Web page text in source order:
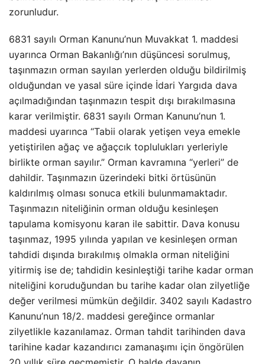
zorunludur.
6831 sayılı Orman Kanunu’nun Muvakkat 1. maddesi
uyarınca Orman Bakanlığı’nın düşüncesi sorulmuş,
taşınmazın orman sayılan yerlerden olduğu bildirilmiş
olduğundan ve yasal süre içinde İdari Yargıda dava
açılmadığından taşınmazın tespit dışı bırakılmasına
karar verilmiştir. 6831 sayılı Orman Kanunu’nun 1.
maddesi uyarınca “Tabii olarak yetişen veya emekle
yetiştirilen ağaç ve ağaçcık toplulukları yerleriyle
birlikte orman sayılır.” Orman kavramına “yerleri” de
dahildir. Taşınmazın üzerindeki bitki örtüsünün
kaldırılmış olması sonuca etkili bulunmamaktadır.
Taşınmazın niteliğinin orman olduğu kesinleşen
tapulama komisyonu karan ile sabittir. Dava konusu
taşınmaz, 1995 yılında yapılan ve kesinleşen orman
tahdidi dışında bırakılmış olmakla orman niteliğini
yitirmiş ise de; tahdidin kesinleştiği tarihe kadar orman
niteliğini koruduğundan bu tarihe kadar olan zilyetliğe
değer verilmesi mümkün değildir. 3402 sayılı Kadastro
Kanunu’nun 18/2. maddesi gereğince ormanlar
zilyetlikle kazanılamaz. Orman tahdit tarihinden dava
tarihine kadar kazandırıcı zamanaşımı için öngörülen